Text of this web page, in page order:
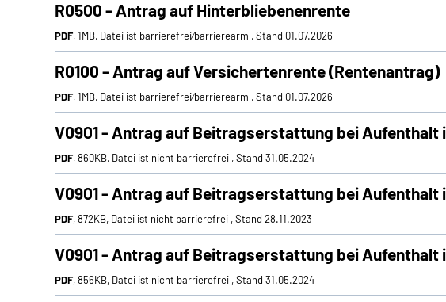
R0500 - Antrag auf Hinterbliebenenrente
PDF, 1MB, Datei ist barrierefrei⁄barrierearm , Stand 01.07.2026
R0100 - Antrag auf Versichertenrente (Rentenantrag)
PDF, 1MB, Datei ist barrierefrei⁄barrierearm , Stand 01.07.2026
V0901 - Antrag auf Beitragserstattung bei
PDF, 860KB, Datei ist nicht barrierefrei , Stand 31.05.2024
V0901 - Antrag auf Beitragserstattung bei
PDF, 872KB, Datei ist nicht barrierefrei , Stand 28.11.2023
V0901 - Antrag auf Beitragserstattung bei
PDF, 856KB, Datei ist nicht barrierefrei , Stand 31.05.2024